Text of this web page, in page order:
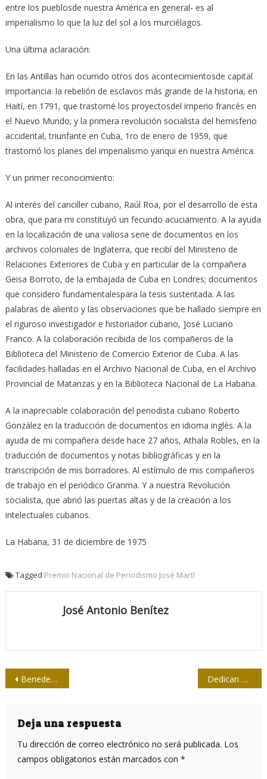
entre los pueblosde nuestra América en general- es al
imperialismo lo que la luz del sol a los murciélagos.
Una última aclaración:
En las Antillas han ocurrido otros dos acontecimientosde capital
importancia: la rebelión de esclavos más grande de la historia, en
Haití, en 1791, que trastorné los proyectosdel imperio francés en
el Nuevo Mundo; y la primera revolución socialista del hemisferio
accidental, triunfante en Cuba, 1ro de enero de 1959, que
trastornó los planes del imperialismo yanqui en nuestra América.
Y un primer reconocimiento:
Al interés del canciller cubano, Raúl Roa, por el desarrollo de esta
obra, que para mi constituyó un fecundo acuciamiento. A la ayuda
en la localización de una valiosa serie de documentos en los
archivos coloniales de Inglaterra, que recibí del Ministerio de
Relaciones Exteriores de Cuba y en particular de la compañera
Geisa Borroto, de la embajada de Cuba en Londres; documentos
que considero fundamentalespara la tesis sustentada. A las
palabras de aliento y las observaciones que be hallado siempre en
el riguroso investigador e historiador cubano, ]osé Luciano
Franco. A la colaboración recibida de los compañeros de la
Biblioteca del Ministerio de Comercio Exterior de Cuba. A las
facilidades halladas en el Archivo Nacional de Cuba, en el Archivo
Provincial de Matanzas y en la Biblioteca Nacional de La Habana.
A la inapreciable colaboración del periodista cubano Roberto
González en la traducción de documentos en idioma inglés. A la
ayuda de mi compañera desde hace 27 años, Athala Robles, en la
traducción de documentos y notas bibliográficas y en la
transcripción de mis borradores. Al estímulo de mis compañeros
de trabajo en el periódico Granma. Y a nuestra Revolución
socialista, que abrió las puertas altas y de la creación a los
intelectuales cubanos.
La Habana, 31 de diciembre de 1975
Tagged Premio Nacional de Periodismo José Martí
José Antonio Benítez
Navegación
entradas
Benedetti y el asma Dedican a trabajadores de la Salud, la Cultura y la Educación Feria Nacional de Artesanía
Deja una respuesta
Tu dirección de correo electrónico no será publicada. Los
campos obligatorios están marcados con *